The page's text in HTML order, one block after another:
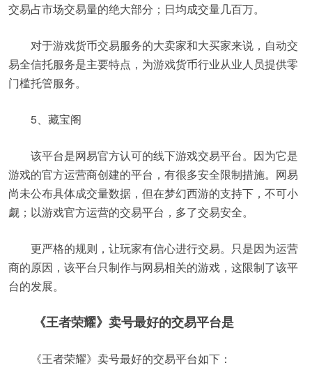
交易占市场交易量的绝大部分；日均成交量几百万。
对于游戏货币交易服务的大卖家和大买家来说，自动交
易全信托服务是主要特点，为游戏货币行业从业人员提供零
门槛托管服务。
5、藏宝阁
该平台是网易官方认可的线下游戏交易平台。因为它是
游戏的官方运营商创建的平台，有很多安全限制措施。网易
尚未公布具体成交量数据，但在梦幻西游的支持下，不可小
觑；以游戏官方运营的交易平台，多了交易安全。
更严格的规则，让玩家有信心进行交易。只是因为运营
商的原因，该平台只制作与网易相关的游戏，这限制了该平
台的发展。
《王者荣耀》卖号最好的交易平台是
《王者荣耀》卖号最好的交易平台如下：